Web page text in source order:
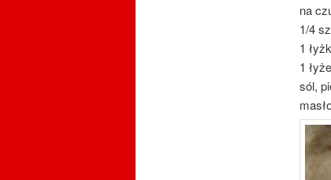
na
1/4
1
1
sól,